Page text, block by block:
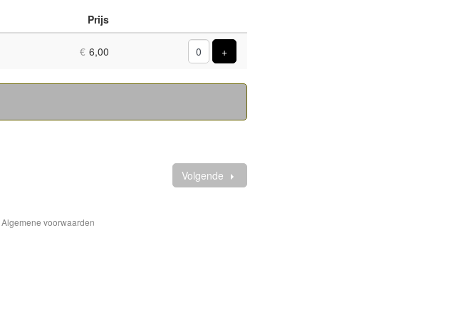
Prijs
€ 6,00 +Voeg product toe
Volgende
Algemene voorwaarden